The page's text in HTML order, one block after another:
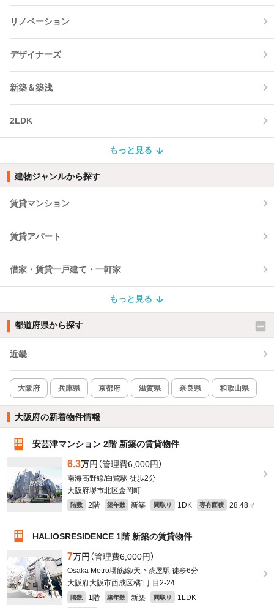
リノベーション
デザイナーズ
新築＆築浅
2LDK
もっと見る
建物ジャンルから探す
賃貸マンション
賃貸アパート
借家・賃貸一戸建て・一軒家
もっと見る
都道府県から探す
近畿
大阪府 兵庫県 京都府 滋賀県 奈良県 和歌山県
大阪府の新着物件情報
安芸津マンション 2階 新築の賃貸物件
6.3万円 （管理費6,000円）
南海高野線/白鷺駅 徒歩2分
大阪府堺市北区金岡町
階数 2階 築年数 新築 間取り 1DK 専有面積 28.48㎡
HALIOSRESIDENCE 1階 新築の賃貸物件
7万円 （管理費6,000円）
Osaka Metro堺筋線/天下茶屋駅 徒歩6分
大阪府大阪市西成区橘1丁目2-24
階数 1階 築年数 新築 間取り 1LDK